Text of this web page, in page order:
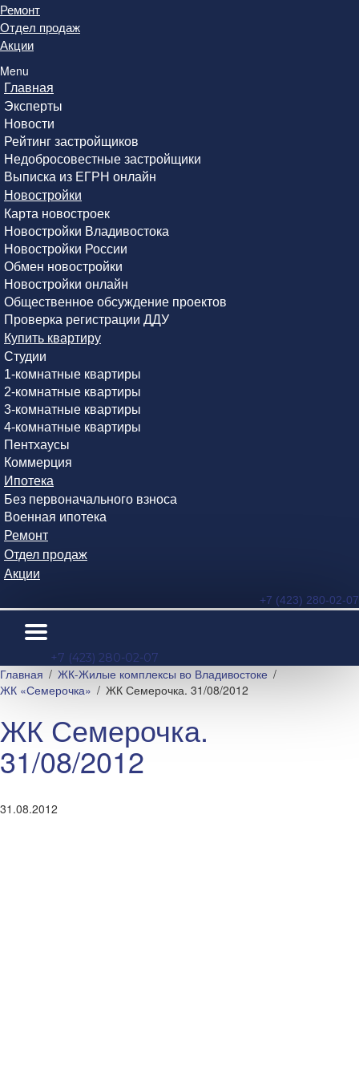
Ремонт
Отдел продаж
Акции
Menu
Главная
Эксперты
Новости
Рейтинг застройщиков
Недобросовестные застройщики
Выписка из ЕГРН онлайн
Новостройки
Карта новостроек
Новостройки Владивостока
Новостройки России
Обмен новостройки
Новостройки онлайн
Общественное обсуждение проектов
Проверка регистрации ДДУ
Купить квартиру
Студии
1-комнатные квартиры
2-комнатные квартиры
3-комнатные квартиры
4-комнатные квартиры
Пентхаусы
Коммерция
Ипотека
Без первоначального взноса
Военная ипотека
Ремонт
Отдел продаж
Акции
+7 (423) 280-02-07
+7 (423) 280-02-07
Главная
ЖК-Жилые комплексы во Владивостоке
ЖК «Семерочка»
ЖК Семерочка. 31/08/2012
ЖК Семерочка.
31/08/2012
31.08.2012